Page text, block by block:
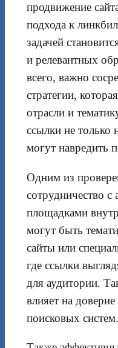
продвижение
подхода к
задачей
и релевантных
всего, важно
стратегии,
отрасли и
ссылки не только
могут навредить
Одним из
сотрудничество с
площадками
могут быть
сайты или
где ссылки
для аудитории.
влияет на
поисковых систем.